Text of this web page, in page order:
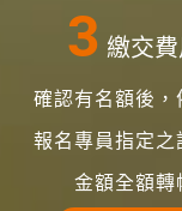
繳交費
確認有名額後，
報名專員指定之
金額全額轉